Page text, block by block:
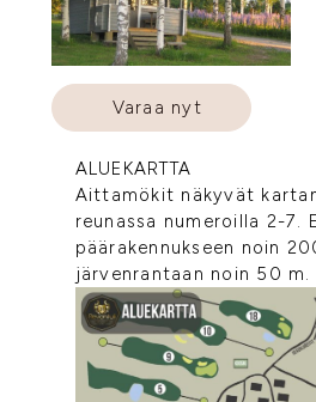
Varaa nyt
ALUEKARTTA
Aittamökit näkyvät
reunassa numeroilla 2-7.
päärakennukseen noin
järvenrantaan noin 50 m.